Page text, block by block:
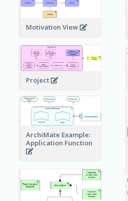
Motivation View
Project
ArchiMate Example:
Application Function